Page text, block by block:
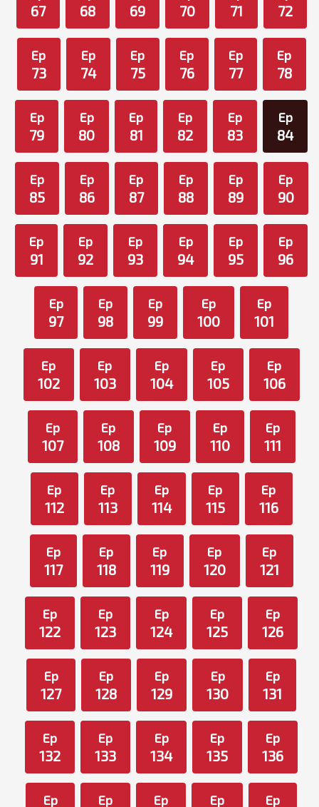
67 68 69 70 71 72
Ep
73
Ep
74
Ep
75
Ep
76
Ep
77
Ep
78
Ep
79
Ep
80
Ep
81
Ep
82
Ep
83
Ep
84
Ep
85
Ep
86
Ep
87
Ep
88
Ep
89
Ep
90
Ep
91
Ep
92
Ep
93
Ep
94
Ep
95
Ep
96
Ep
97
Ep
98
Ep
99
Ep
100
Ep
101
Ep
102
Ep
103
Ep
104
Ep
105
Ep
106
Ep
107
Ep
108
Ep
109
Ep
110
Ep
111
Ep
112
Ep
113
Ep
114
Ep
115
Ep
116
Ep
117
Ep
118
Ep
119
Ep
120
Ep
121
Ep
122
Ep
123
Ep
124
Ep
125
Ep
126
Ep
127
Ep
128
Ep
129
Ep
130
Ep
131
Ep
132
Ep
133
Ep
134
Ep
135
Ep
136
Ep Ep Ep Ep Ep